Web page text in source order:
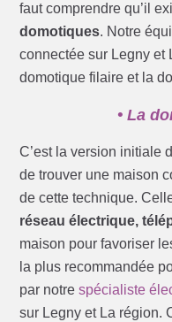
faut comprendre qu’il
domotiques. Notre
connectée sur Legny et
domotique filaire et la
• La
C’est la version initiale
de trouver une maison
de cette technique.
réseau électrique,
maison pour favoriser
la plus recommandée
par notrespécialiste
sur Legny et La région.